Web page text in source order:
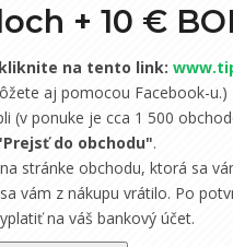
+10 €
kliknite na tento link:
aj pomocou Facebook-u.)
(v ponuke je cca 1 500
do obchodu".
stránke obchodu, ktorá sa
vám z nákupu vrátilo. Po
na váš bankový účet.